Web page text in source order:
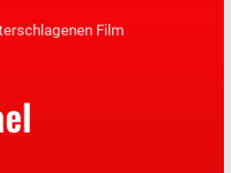
Film